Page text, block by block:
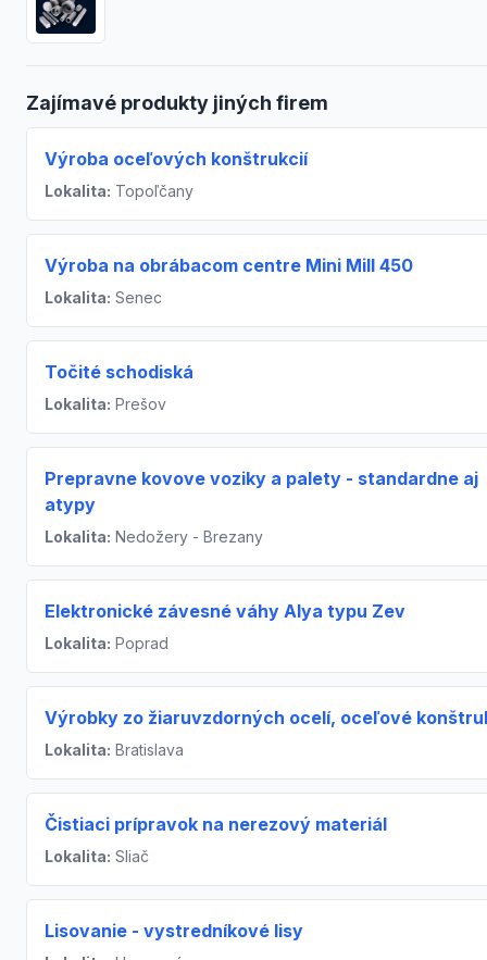
Zajímavé produkty jiných firem
Výroba oceľových konštrukcií
Lokalita: Topoľčany
Výroba na obrábacom centre Mini Mill 450
Lokalita: Senec
Točité schodiská
Lokalita: Prešov
Prepravne kovove voziky a palety - standardne aj
atypy
Lokalita: Nedožery - Brezany
Elektronické závesné váhy Alya typu Zev
Lokalita: Poprad
Výrobky zo žiaruvzdorných ocelí, oceľové
Lokalita: Bratislava
Čistiaci prípravok na nerezový materiál
Lokalita: Sliač
Lisovanie - vystredníkové lisy